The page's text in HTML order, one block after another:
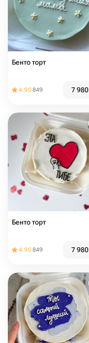
Бенто торт
4.90849 7 980
Бенто торт
4.90849 7 980